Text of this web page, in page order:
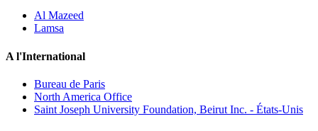
Al Mazeed
Lamsa
A l'International
Bureau de Paris
North America Office
Saint Joseph University Foundation, Beirut Inc. - États-Unis